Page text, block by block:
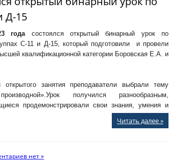
Д-15
года состоялся открытый бинарный урок по
С-11 и Д-15, который подготовили и провели
квалификационной категории Боровская Е.А. и
занятия преподаватели выбрали тему
получился разнообразным,
продемонстрировали свои знания, умения и
Читать далее »
нет »